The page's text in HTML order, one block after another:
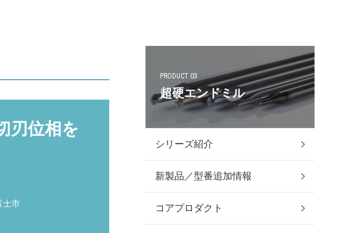
刃位相を
士市
PRODUCT 03
超硬エンドミル
シリーズ紹介
新製品／型番追加情報
コアプロダクト